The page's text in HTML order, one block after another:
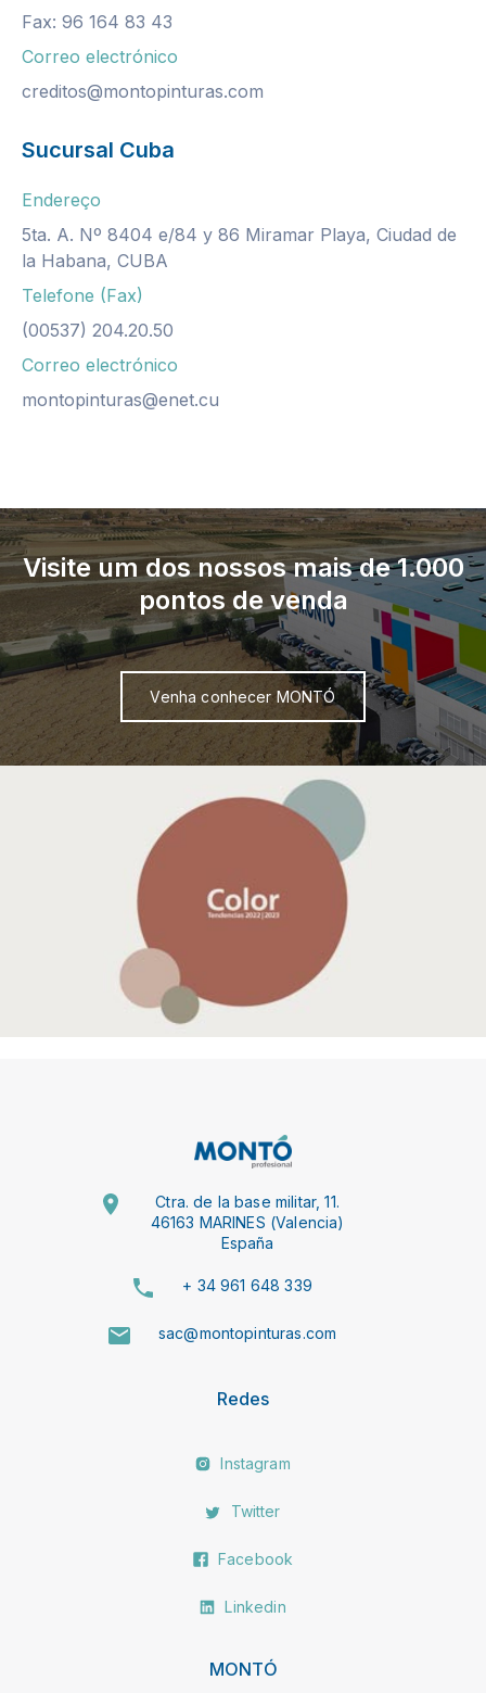
Fax: 96 164 83 43
Correo electrónico
creditos@montopinturas.com
Sucursal Cuba
Endereço
5ta. A. Nº 8404 e/84 y 86 Miramar Playa, Ciudad de
la Habana, CUBA
Telefone (Fax)
(00537) 204.20.50
Correo electrónico
montopinturas@enet.cu
Visite um dos nossos mais de 1.000
pontos de venda
Venha conhecer MONTÓ
Ctra. de la base militar, 11.
46163 MARINES (Valencia)
España
+ 34 961 648 339
sac@montopinturas.com
Redes
Instagram
Twitter
Facebook
Linkedin
MONTÓ